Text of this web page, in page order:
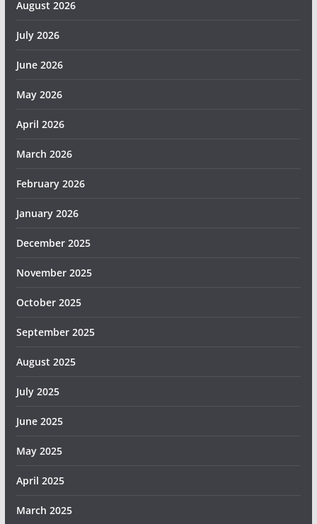
August 2026
July 2026
June 2026
May 2026
April 2026
March 2026
February 2026
January 2026
December 2025
November 2025
October 2025
September 2025
August 2025
July 2025
June 2025
May 2025
April 2025
March 2025